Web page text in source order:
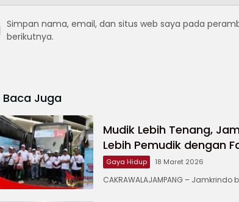
Simpan nama, email, dan situs web saya pada
berikutnya.
Baca Juga
Mudik Lebih Tenang,
Lebih Pemudik dengan
Gaya Hidup 18 Maret 2026
CAKRAWALAJAMPANG –